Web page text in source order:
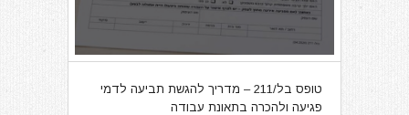
טופס בל/211 – מדריך להגשת תביעה לדמי
פגיעה ולהכרה בתאונת עבודה